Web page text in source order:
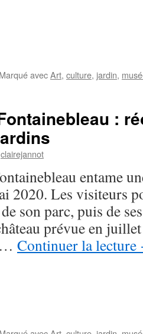
Marqué avecArt, culture, jardin,
:
clairejannot
entame
2020. Les visiteurs
son parc, puis de
prévue en
… Continuer la lecture